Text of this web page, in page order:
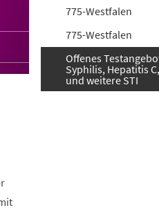
775-Westfalen
775-Westfalen
Offenes
Syphilis, Hepatitis
und weitere STI